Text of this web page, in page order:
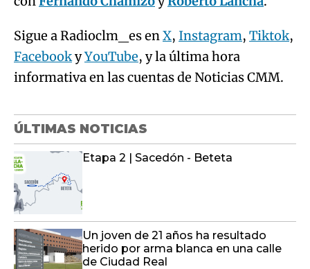
Sigue a Radioclm_es enX, Instagram, Tiktok,
FacebookyYouTube, y la última hora
informativa en las cuentas de Noticias CMM.
ÚLTIMAS NOTICIAS
Etapa 2 | Sacedón - Beteta
Un joven de 21 años ha resultado
herido por arma blanca en una calle
de Ciudad Real